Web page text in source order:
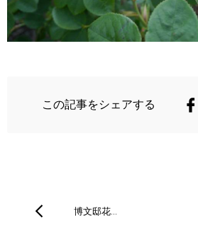
この記事をシェアする
博文邸花…